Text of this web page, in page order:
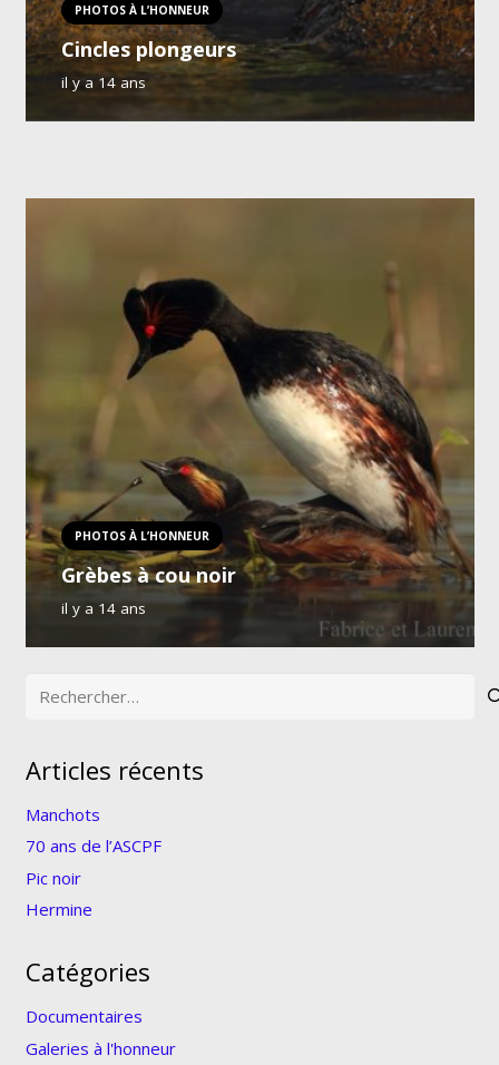
PHOTOS À L’HONNEUR
Cincles plongeurs
il y a 14 ans
PHOTOS À L’HONNEUR
Grèbes à cou noir
il y a 14 ans
Articles récents
Manchots
70 ans de l’ASCPF
Pic noir
Hermine
Catégories
Documentaires
Galeries à l'honneur